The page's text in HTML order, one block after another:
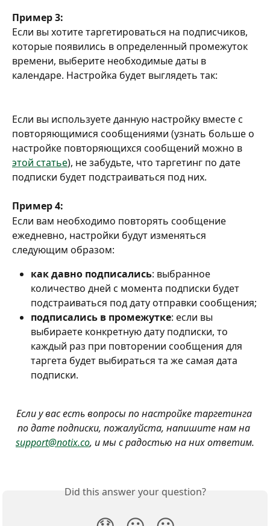
Пример 3:
Если вы хотите таргетироваться на подписчиков,
которые появились в определенный промежуток
времени, выберите необходимые даты в
календаре. Настройка будет выглядеть так:
Если вы используете данную настройку вместе с
повторяющимися сообщениями (узнать больше о
настройке повторяющихся сообщений можно в
этой статье), не забудьте, что таргетинг по дате
подписки будет подстраиваться под них.
Пример 4:
Если вам необходимо повторять сообщение
ежедневно, настройки будут изменяться
следующим образом:
как давно подписались: выбранное
количество дней с момента подписки будет
подстраиваться под дату отправки сообщения;
подписались в промежутке: если вы
выбираете конкретную дату подписки, то
каждый раз при повторении сообщения для
таргета будет выбираться та же самая дата
подписки.
Если у вас есть вопросы по настройке таргетинга
по дате подписки, пожалуйста, напишите нам на
support@notix.co, и мы с радостью на них ответим.
Did this answer your question?